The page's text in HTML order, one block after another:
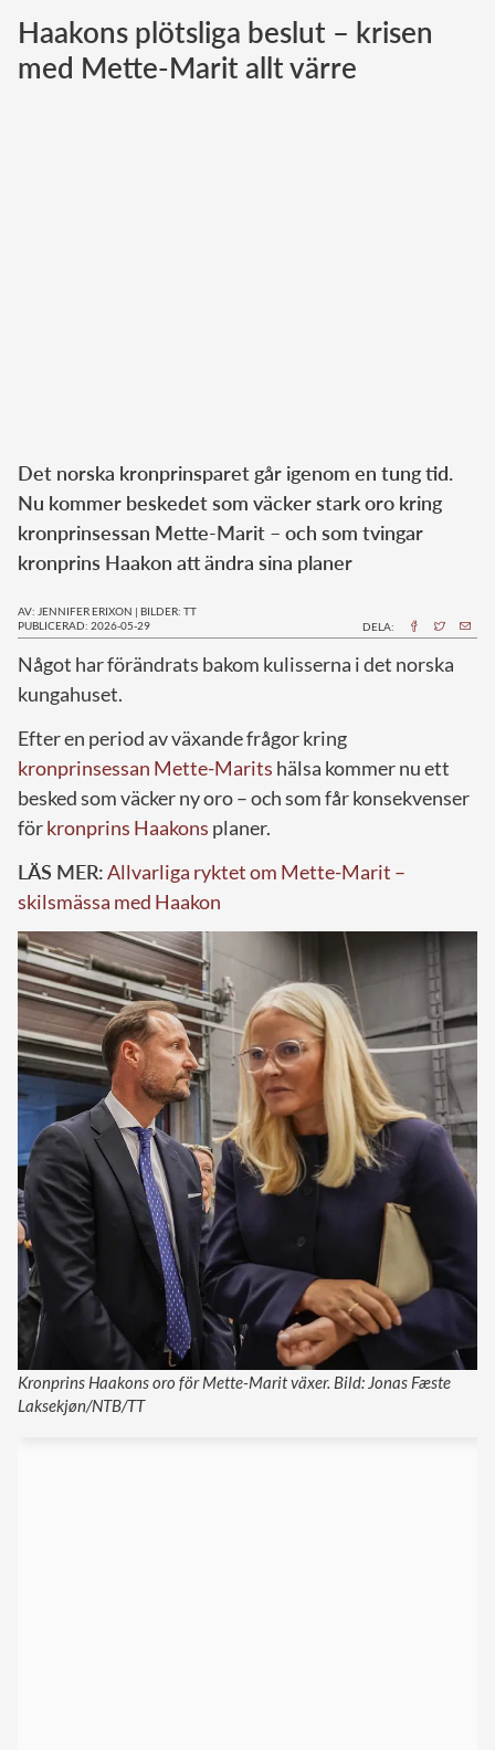
Norska kungahuset
Danska kungahuset
Haakons plötsliga beslut – krisen
med Mette-Marit allt värre
Det norska kronprinsparet går igenom en tung tid.
Nu kommer beskedet som väcker stark oro kring
kronprinsessan Mette-Marit – och som tvingar
kronprins Haakon att ändra sina planer
AV: JENNIFER ERIXON | BILDER: TT
PUBLICERAD: 2026-05-29
DELA:
Något har förändrats bakom kulisserna i det norska
kungahuset.
Efter en period av växande frågor kring
kronprinsessan Mette-Marits hälsa kommer nu ett
besked som väcker ny oro – och som får konsekvenser
förkronprins Haakons planer.
LÄS MER:Allvarliga ryktet om Mette-Marit –
skilsmässa med Haakon
Kronprins Haakons oro för Mette-Marit växer. Bild: Jonas Fæste
Laksekjøn/NTB/TT